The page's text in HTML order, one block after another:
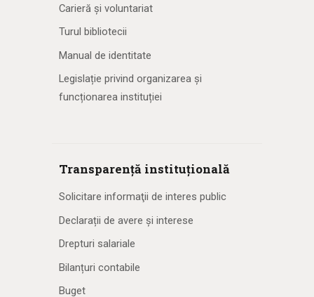
Carieră și voluntariat
Turul bibliotecii
Manual de identitate
Legislație privind organizarea și
funcționarea instituției
Transparență instituțională
Solicitare informaţii de interes public
Declarații de avere și interese
Drepturi salariale
Bilanțuri contabile
Buget